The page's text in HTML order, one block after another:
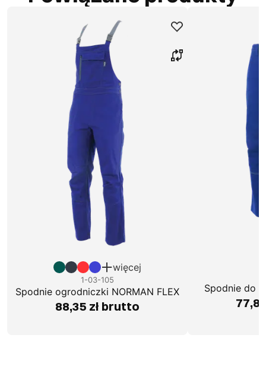
więcej
1-03-105
Spodnie ogrodniczki NORMAN FLEX
88,35 zł brutto
Spodnie do